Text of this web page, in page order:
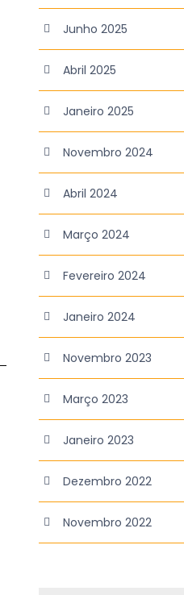
Junho 2025
Abril 2025
Janeiro 2025
Novembro 2024
Abril 2024
Março 2024
Fevereiro 2024
Janeiro 2024
Novembro 2023
Março 2023
Janeiro 2023
Dezembro 2022
Novembro 2022